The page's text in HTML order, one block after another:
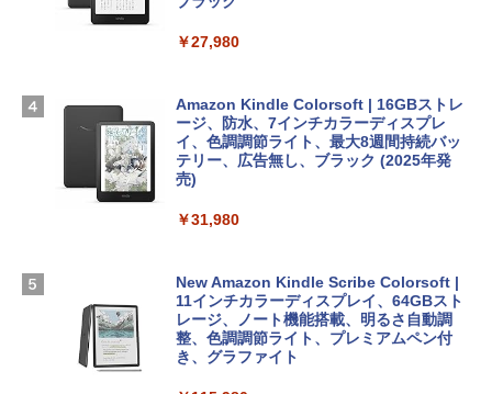
ームカメラ、日本語キーボード、Touch I
￥261,414
【Amazon.co.jp限定】 HP ノートパソコ
ン 15-fd 15.6インチ 16GBメモリ 512GB
FMV ノートパソコン WE1-K3 (MS 365 P
ersonal/Copilotキー搭載/Win 11/15.6型/
Core i5/16GB/SSD 512GB/ホワイト) FM
VWK3E15W_AZ
Robloxギフトカード - 2,000 Robux 【限
ラインコード版
￥3,200
ト): Java & Bedrock Edition | オンライ
￥3,600
1冊ですべて身につくHTML & CSSとWe
￥1,292
FM TOWNS ハイパー・カタログ: 本体ハ
ェクトリストと最新エミュレータ紹介
￥27,980
Amazon Kindle Colorsoft | 16GBストレ
ージ、防水、7インチカラーディスプレ
イ、色調調節ライト、最大8週間持続バッ
テリー、広告無し、ブラック (2025年発
売)
￥31,980
New Amazon Kindle Scribe Colorsoft |
11インチカラーディスプレイ、64GBスト
レージ、ノート機能搭載、明るさ自動調
整、色調調節ライト、プレミアムペン付
き、グラファイト